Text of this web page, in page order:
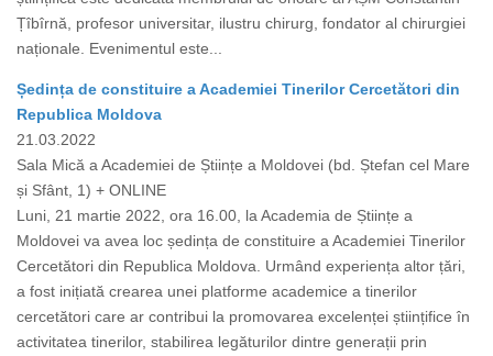
Țîbîrnă, profesor universitar, ilustru chirurg, fondator al chirurgiei
naționale. Evenimentul este...
Ședința de constituire a Academiei Tinerilor Cercetători din
Republica Moldova
21.03.2022
Sala Mică a Academiei de Științe a Moldovei (bd. Ștefan cel Mare
și Sfânt, 1) + ONLINE
Luni, 21 martie 2022, ora 16.00, la Academia de Științe a
Moldovei va avea loc ședința de constituire a Academiei Tinerilor
Cercetători din Republica Moldova. Urmând experiența altor țări,
a fost inițiată crearea unei platforme academice a tinerilor
cercetători care ar contribui la promovarea excelenței științifice în
activitatea tinerilor, stabilirea legăturilor dintre generații prin